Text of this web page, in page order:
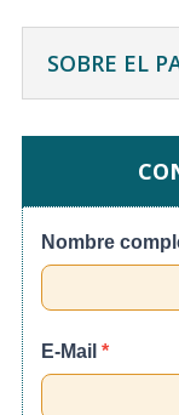
SOBRE EL
Cusco
Machupicchu
Especial
6d5n
Nombre
E-Mail *